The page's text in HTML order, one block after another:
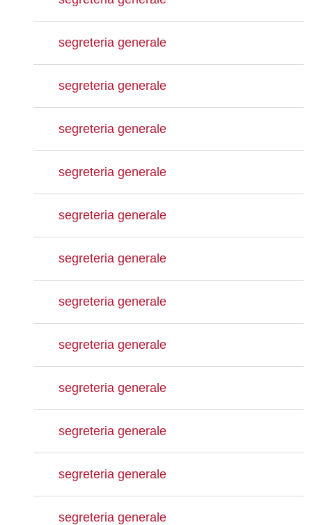
segreteria generale
segreteria generale
segreteria generale
segreteria generale
segreteria generale
segreteria generale
segreteria generale
segreteria generale
segreteria generale
segreteria generale
segreteria generale
segreteria generale